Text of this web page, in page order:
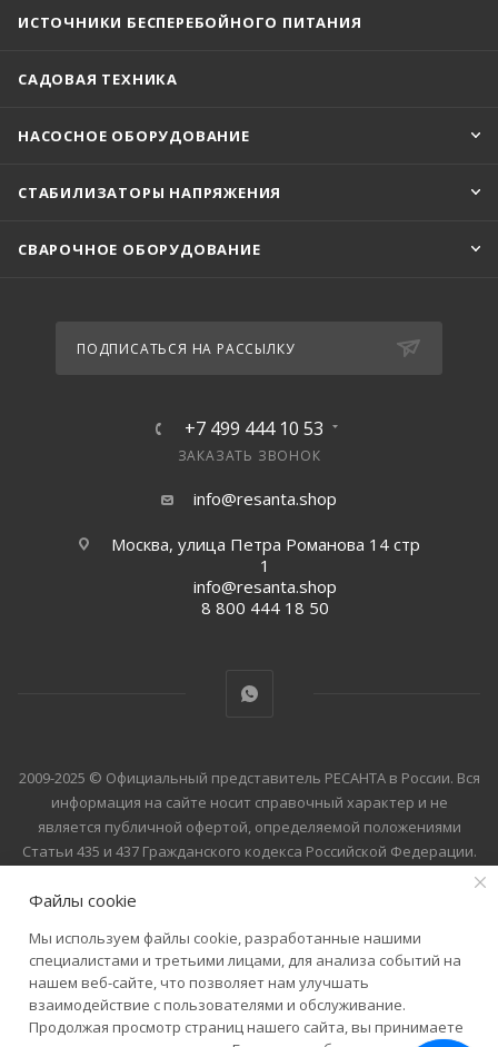
ИСТОЧНИКИ БЕСПЕРЕБОЙНОГО ПИТАНИЯ
САДОВАЯ ТЕХНИКА
НАСОСНОЕ ОБОРУДОВАНИЕ
СТАБИЛИЗАТОРЫ НАПРЯЖЕНИЯ
СВАРОЧНОЕ ОБОРУДОВАНИЕ
ПОДПИСАТЬСЯ НА РАССЫЛКУ
+7 499 444 10 53
ЗАКАЗАТЬ ЗВОНОК
info@resanta.shop
Москва, улица Петра Романова 14 стр
1
info@resanta.shop
8 800 444 18 50
2009-2025 © Официальный представитель РЕСАНТА в России. Вся
информация на сайте носит справочный характер и не
является публичной офертой, определяемой положениями
Статьи 435 и 437 Гражданского кодекса Российской Федерации.
поставки товара могут быть изменены производителем без
наших менеджеров по телефону 8 800 444 18 50.
Файлы cookie
Мы используем файлы cookie, разработанные нашими
специалистами и третьими лицами, для анализа событий на
нашем веб-сайте, что позволяет нам улучшать
взаимодействие с пользователями и обслуживание.
Продолжая просмотр страниц нашего сайта, вы принимаете